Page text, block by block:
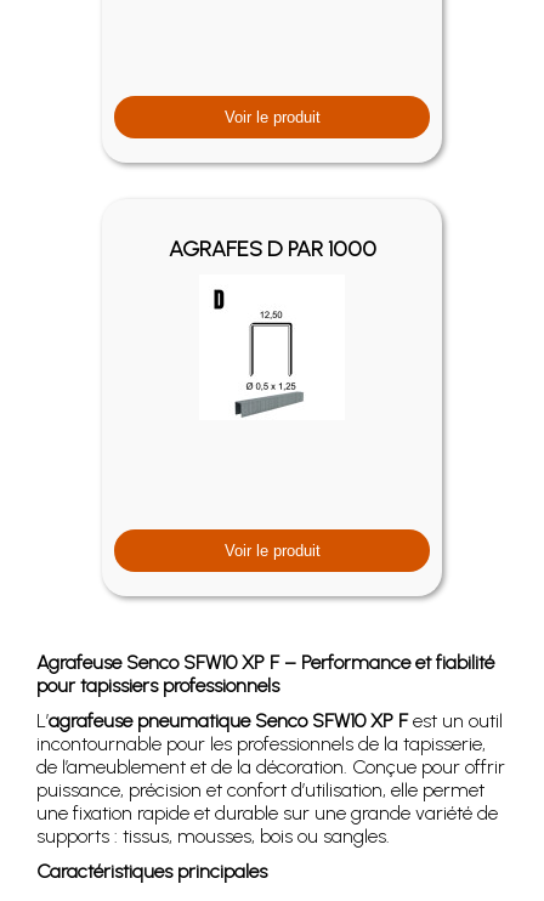
Voir le produit
AGRAFES D PAR 1000
Voir le produit
Agrafeuse Senco SFW10 XP F – Performance et fiabilité
pour tapissiers professionnels
L’agrafeuse pneumatique Senco SFW10 XP Fest un outil
incontournable pour les professionnels de la tapisserie,
de l’ameublement et de la décoration. Conçue pour offrir
puissance, précision et confort d’utilisation, elle permet
une fixation rapide et durable sur une grande variété de
supports : tissus, mousses, bois ou sangles.
Caractéristiques principales